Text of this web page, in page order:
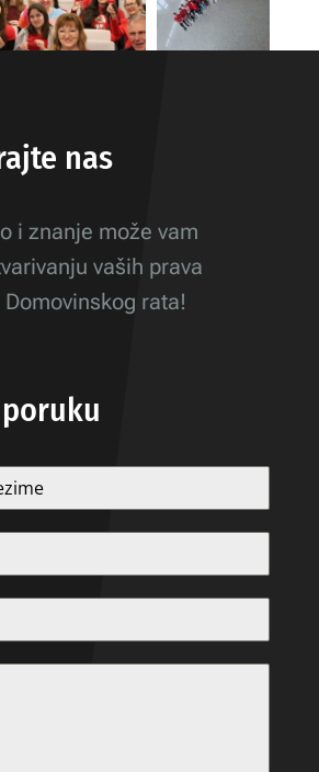
nas
i znanje može vam
vaših prava
rata!